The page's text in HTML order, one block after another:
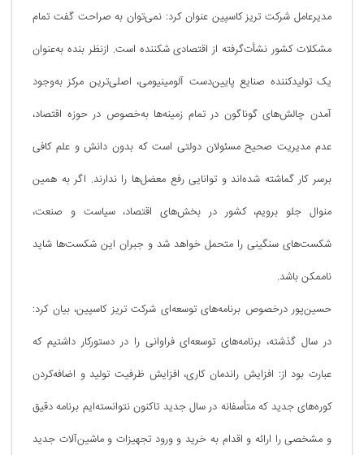
مدیرعامل شرکت تریز کاسپین عنوان کرد: نمی‌توان به صراحت گفت تمام
مشکلات کشور نشأت‌گرفته از اقتصادی شکننده است. ازنظر بنده به‌عنوان
یک تولیدکننده صنایع پایین‌دست آلومینیومی، اصلی‌ترین مرکز به‌وجود
آمدن چالش‌های گوناگون در تمام زمینه‌ها به‌خصوص در حوزه اقتصاد،
عدم مدیریت صحیح مسئولان دولتی است که بدون دانش و علم کافی
برسر کار گماشته شده‌اند و توانایی رفع معضل‌ها را ندارند. اگر به همین
منوال جلو برویم، کشور در بخش‌های اقتصاد، سیاست و صنعت،
شکست‌های سنگینی را متحمل خواهد شد و جبران این شکست‌ها شاید
ناممکن باشد.
حسین‌پور درخصوص برنامه‌های توسعه‌ای شرکت تریز کاسپین، بیان کرد:
در سال گذشته، برنامه‌های توسعه‌ای فراوانی را در دستورکار داشتیم که
عبارت بود از: افزایش راندمان کاری، افزایش ظرفیت تولید و اضافه‌کردن
کوره‌های جدید که متأسفانه در سال جدید تاکنون نتوانسته‌ایم برنامه دقیق
و مشخصی را ارائه و اقدام به خرید و ورود تجهیزات و ماشین‌آلات جدید